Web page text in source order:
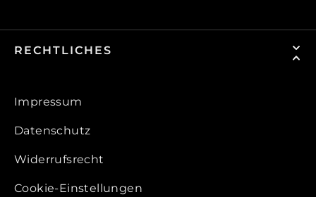
RECHTLICHES
Impressum
Datenschutz
Widerrufsrecht
Cookie-Einstellungen